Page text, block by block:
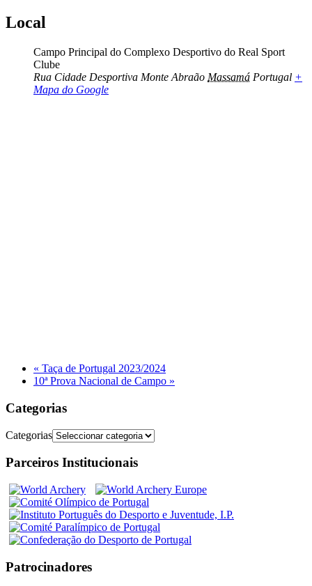
Local
Campo Principal do Complexo Desportivo do Real Sport
Clube
Rua Cidade Desportiva Monte Abraão Massamá Portugal +
Mapa do Google
« Taça de Portugal 2023/2024
10ª Prova Nacional de Campo »
Categorias
Categorias
Parceiros Institucionais
Patrocinadores